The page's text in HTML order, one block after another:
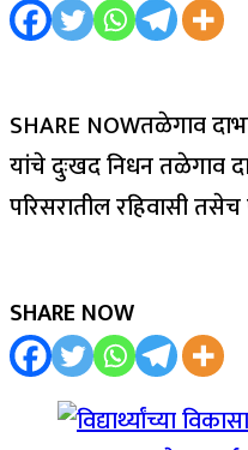
SHARE NOWतळेगाव
यांचे दुःखद निधन तळेगाव
परिसरातील रहिवासी
SHARE NOW